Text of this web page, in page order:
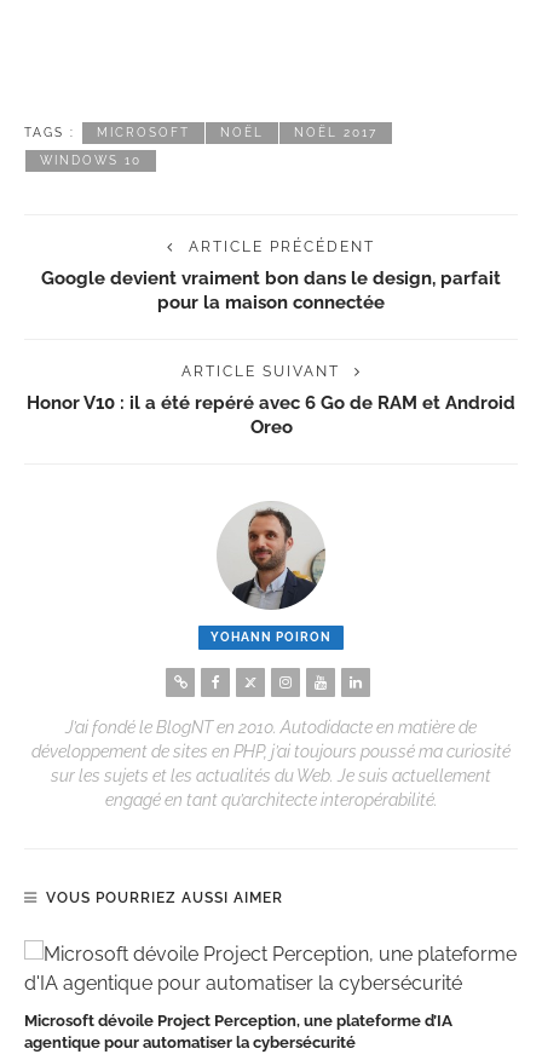
TAGS : MICROSOFT NOËL NOËL 2017
WINDOWS 10
ARTICLE PRÉCÉDENT
Google devient vraiment bon dans le design, parfait
pour la maison connectée
ARTICLE SUIVANT
Honor V10 : il a été repéré avec 6 Go de RAM et Android
Oreo
YOHANN POIRON
J’ai fondé le BlogNT en 2010. Autodidacte en matière de
développement de sites en PHP, j’ai toujours poussé ma curiosité
sur les sujets et les actualités du Web. Je suis actuellement
engagé en tant qu’architecte interopérabilité.
VOUS POURRIEZ AUSSI AIMER
Microsoft dévoile Project Perception, une plateforme d’IA
agentique pour automatiser la cybersécurité